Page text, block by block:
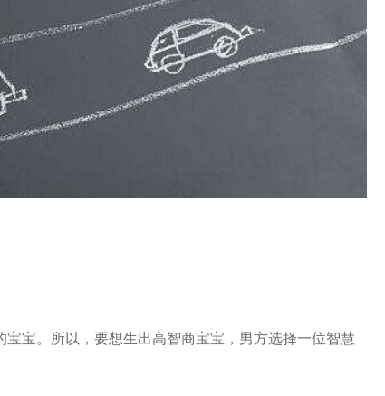
宝。所以，要想生出高智商宝宝，男方选择一位智慧